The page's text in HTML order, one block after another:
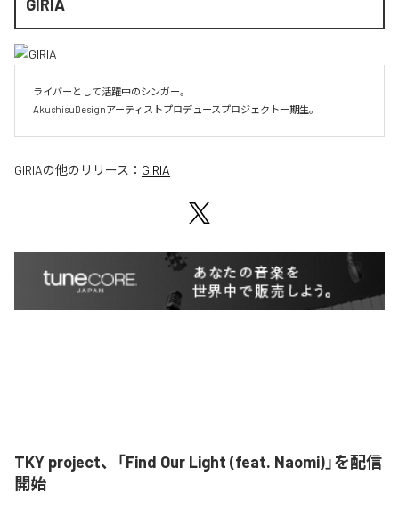
GIRIA
ライバーとして活躍中のシンガー。
AkushisuDesignアーティストプロデュースプロジェクト一期生。
GIRIAの他のリリース： GIRIA
TKY project、「Find Our Light (feat. Naomi)」を配信
開始